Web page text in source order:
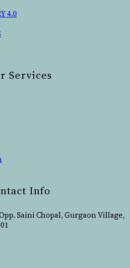
4.0
Services
Info
Saini Chopal, Gurgaon Village,